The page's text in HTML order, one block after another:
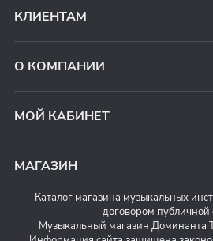
КЛИЕНТАМ
О КОМПАНИИ
МОЙ КАБИНЕТ
МАГАЗИН
Каталог магазина музыкальных
договором
Музыкальный магазин